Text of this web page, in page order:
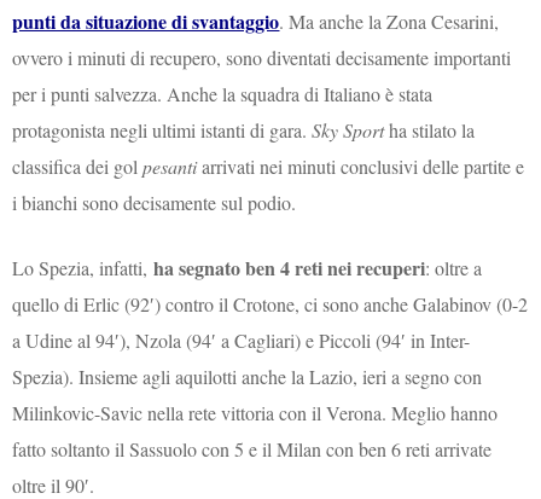
punti da situazione di svantaggio. Ma anche la Zona Cesarini,
ovvero i minuti di recupero, sono diventati decisamente importanti
per i punti salvezza. Anche la squadra di Italiano è stata
protagonista negli ultimi istanti di gara. Sky Sportha stilato la
classifica dei golpesantiarrivati nei minuti conclusivi delle partite e
i bianchi sono decisamente sul podio.
Lo Spezia, infatti,ha segnato ben 4 reti nei recuperi: oltre a
quello di Erlic (92′) contro il Crotone, ci sono anche Galabinov (0-2
a Udine al 94′), Nzola (94′ a Cagliari) e Piccoli (94′ in Inter-
Spezia). Insieme agli aquilotti anche la Lazio, ieri a segno con
Milinkovic-Savic nella rete vittoria con il Verona.Meglio hanno
fatto soltanto il Sassuolo con 5 e il Milan con ben 6 reti arrivate
oltre il 90′.